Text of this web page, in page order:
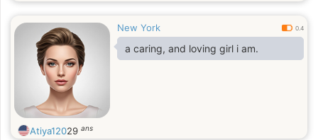
New York 0.4
a caring, and loving girl i am.
Atiya12029 ans